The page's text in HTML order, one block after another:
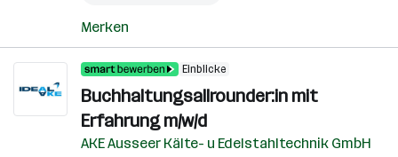
Merken
Einblicke
Buchhaltungsallrounder:in mit
Erfahrung m/w/d
AKE Ausseer Kälte- u Edelstahltechnik GmbH